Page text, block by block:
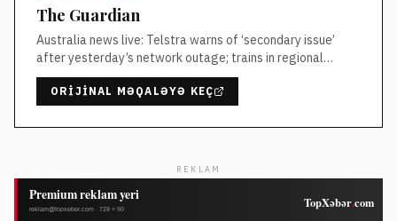
The Guardian
Australia news live: Telstra warns of ‘secondary issue’
after yesterday’s network outage; trains in regional
Victoria cancelled again
ORIJINAL MƏQALƏYƏ KEÇ
REKLAM